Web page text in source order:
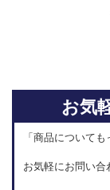
お気
「商品について
お気軽にお問い